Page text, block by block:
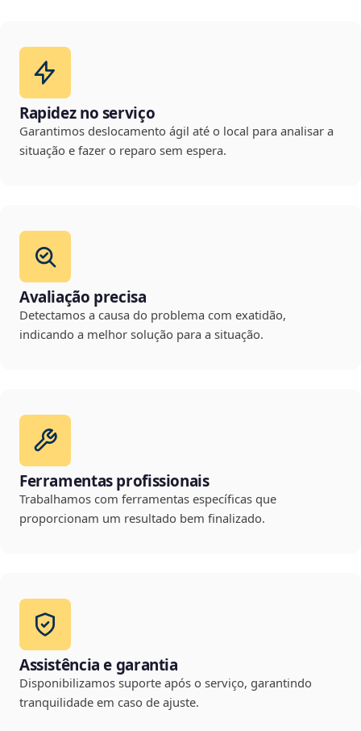
Rapidez no serviço
Garantimos deslocamento ágil até o local para analisar a
situação e fazer o reparo sem espera.
Avaliação precisa
Detectamos a causa do problema com exatidão,
indicando a melhor solução para a situação.
Ferramentas profissionais
Trabalhamos com ferramentas específicas que
proporcionam um resultado bem finalizado.
Assistência e garantia
Disponibilizamos suporte após o serviço, garantindo
tranquilidade em caso de ajuste.